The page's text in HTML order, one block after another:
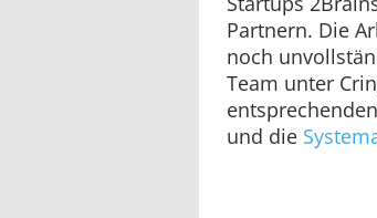
Partnern. Die
noch
Team unter
und die